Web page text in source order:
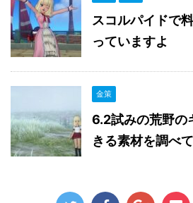
スコルパイドで
っていますよ
金策
6.2試みの荒野の
きる素材を調べ